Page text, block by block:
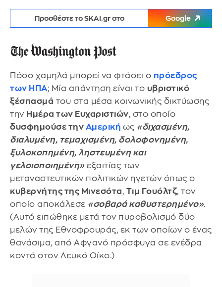
Προσθέστε το SKAI.gr στο Google
Πόσο χαμηλά μπορεί να φτάσει ο πρόεδρος
των ΗΠΑ; Μία απάντηση είναι το υβριστικό
ξέσπασμά του στα μέσα κοινωνικής δικτύωσης
την Ημέρα των Ευχαριστιών, στο οποίο
δυσφημούσε την Αμερική ως «διχασμένη,
διαλυμένη, τεμαχισμένη, δολοφονημένη,
ξυλοκοπημένη, ληστευμένη και
γελοιοποιημένη» εξαιτίας των
μεταναστευτικών πολιτικών ηγετών όπως ο
κυβερνήτης της Μινεσότα, Τιμ Γουόλτζ, τον
οποίο αποκάλεσε «σοβαρά καθυστερημένο».
(Αυτό ειπώθηκε μετά τον πυροβολισμό δύο
μελών της Εθνοφρουράς, εκ των οποίων ο ένας
θανάσιμα, από Αφγανό πρόσφυγα σε ενέδρα
κοντά στον Λευκό Οίκο.)